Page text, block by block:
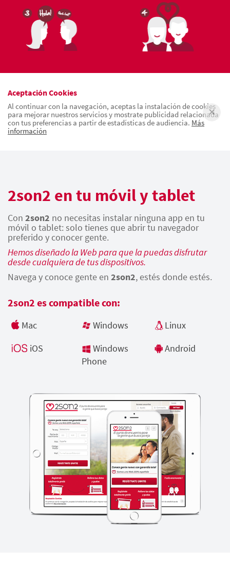
Aceptación Cookies
Al continuar con la navegación, aceptas la instalación de cookies
para mejorar nuestros servicios y mostrate publicidad relacionada
con tus preferencias a partir de estadísticas de audiencia. Más
información
2son2 en tu móvil y tablet
Con 2son2 no necesitas instalar ninguna app en tu
móvil o tablet: solo tienes que abrir tu navegador
preferido y conocer gente.
Hemos diseñado la Web para que la puedas disfrutar
desde cualquiera de tus dispositivos.
Navega y conoce gente en 2son2, estés donde estés.
2son2 es compatible con:
Mac Windows
Linux
iOS
Windows
Phone
Android